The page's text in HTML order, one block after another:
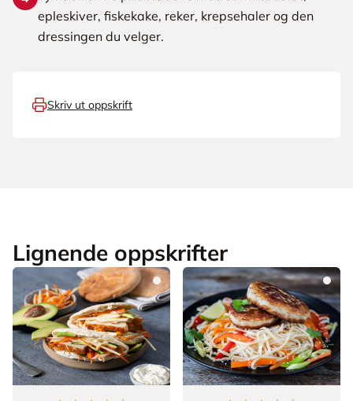
epleskiver, fiskekake, reker, krepsehaler og den
dressingen du velger.
Skriv ut oppskrift
Lignende oppskrifter